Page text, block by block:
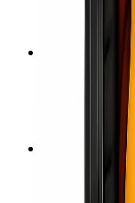
EMKL dapat
dan mengatur
(stuffing) di
Pemilihan
adalah kapal
pemilihan
barang dari
pelabuhan
Pelacakan
menyediakan
status barang